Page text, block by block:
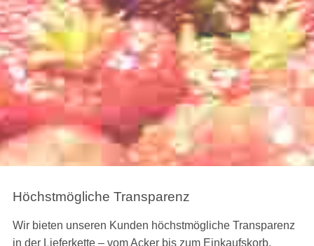
Höchstmögliche Transparenz
Wir bieten unseren Kunden höchstmögliche Transparenz
in der Lieferkette – vom Acker bis zum Einkaufskorb.